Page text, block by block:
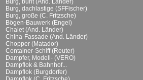
Burg, bunt (And. Länder)
Burg, dachlastige (SFFischer)
Burg, große (C. Fritzsche)
Bögen-Bauwerk (Engel)
Chalet (And. Länder)
China-Fassade (And. Länder)
Chopper (Matador)
Container-Schiff (Reuter)
Dampfer, Modell- (VERO)
Dampflok & Bahnhof...
Dampflok (Burgdorfer)